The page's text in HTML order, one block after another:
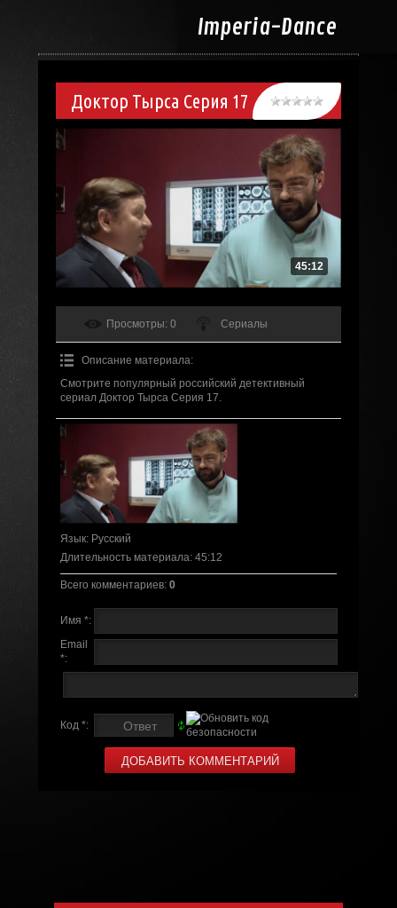
Imperia-Dance
Доктор Тырса Серия 17
45:12
Просмотры: 0 Сериалы
Описание материала:
Смотрите популярный российский детективный
сериал Доктор Тырса Серия 17.
Язык: Русский
Длительность материала: 45:12
Всего комментариев: 0
Имя *:
Email
*:
Код *: